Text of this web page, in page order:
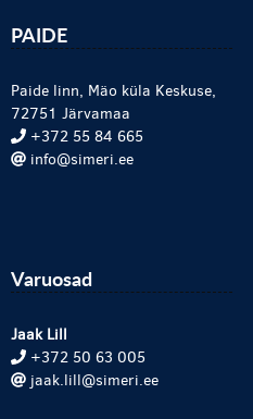
PAIDE
Paide linn, Mäo küla Keskuse,
72751 Järvamaa
+372 55 84 665
info@simeri.ee
Varuosad
Jaak Lill
+372 50 63 005
jaak.lill@simeri.ee